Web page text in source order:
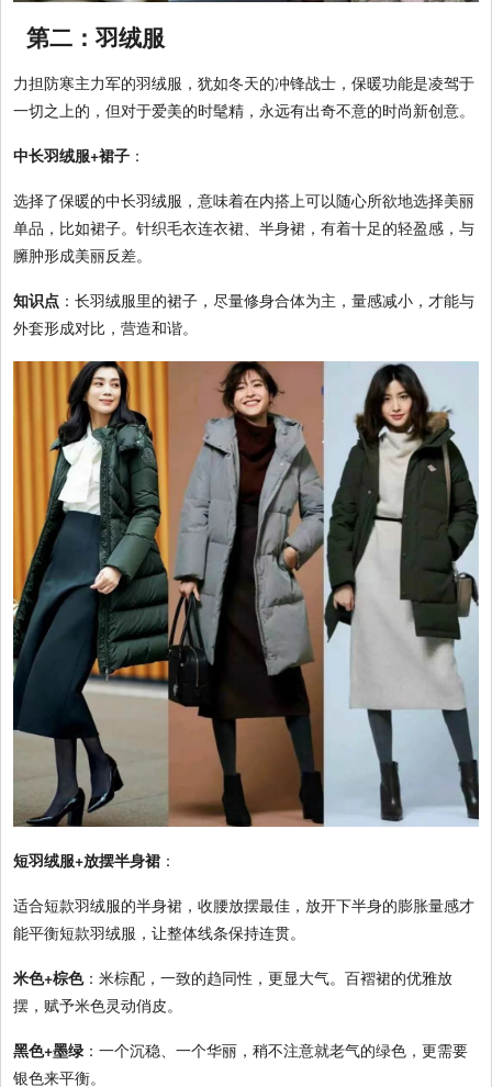
第二：羽绒服
力担防寒主力军的羽绒服，犹如冬天的冲锋战士，保暖功能是凌驾于
一切之上的，但对于爱美的时髦精，永远有出奇不意的时尚新创意。
中长羽绒服+裙子 ：
选择了保暖的中长羽绒服，意味着在内搭上可以随心所欲地选择美丽
单品，比如裙子。针织毛衣连衣裙、半身裙，有着十足的轻盈感，与
臃肿形成美丽反差。
知识点 ：长羽绒服里的裙子，尽量修身合体为主，量感减小，才能与
外套形成对比，营造和谐。
短羽绒服+放摆半身裙 ：
适合短款羽绒服的半身裙，收腰放摆最佳，放开下半身的膨胀量感才
能平衡短款羽绒服，让整体线条保持连贯。
米色+棕色：米棕配，一致的趋同性，更显大气。百褶裙的优雅放
摆，赋予米色灵动俏皮。
黑色+墨绿 ：一个沉稳、一个华丽，稍不注意就老气的绿色，更需要
银色来平衡。